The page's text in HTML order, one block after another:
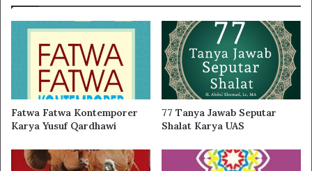
Fatwa Fatwa Kontemporer
Karya Yusuf Qardhawi
77 Tanya Jawab Seputar
Shalat Karya UAS